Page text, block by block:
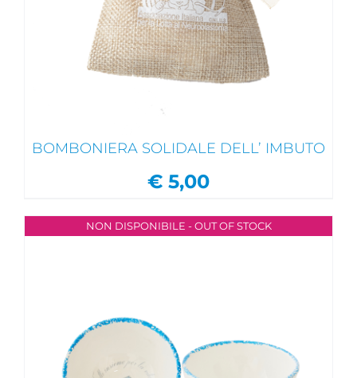
BOMBONIERA SOLIDALE DELL’ IMBUTO
€ 5,00
NON DISPONIBILE - OUT OF STOCK